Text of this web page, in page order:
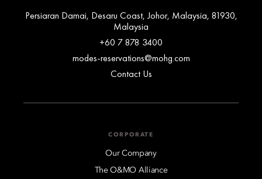
Persiaran Damai, Desaru Coast, Johor, Malaysia, 81930,
Malaysia
+60 7 878 3400
modes-reservations@mohg.com
Contact Us
CORPORATE
Our Company
The O&MO Alliance